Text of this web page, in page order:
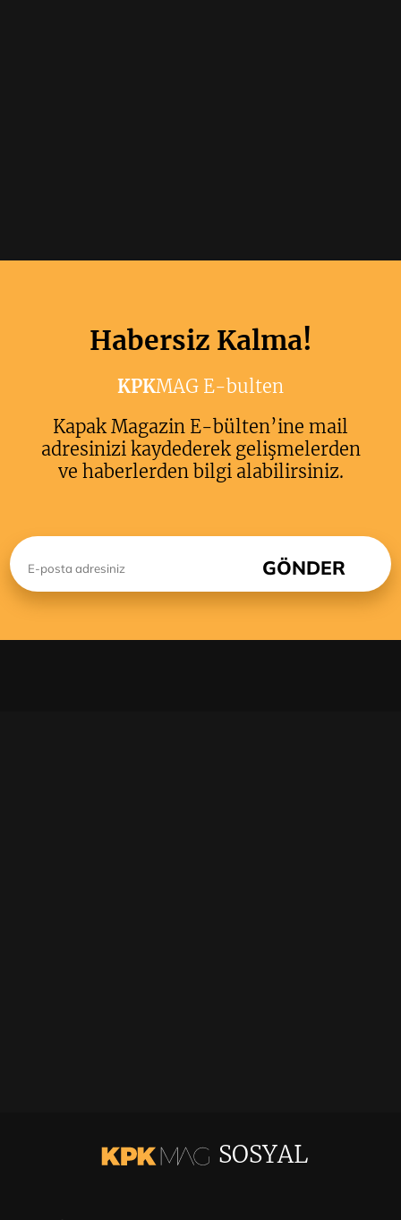
Habersiz Kalma!
KPKMAG E-bulten
Kapak Magazin E-bülten’ine mail
adresinizi kaydederek gelişmelerden
ve haberlerden bilgi alabilirsiniz.
SOSYAL